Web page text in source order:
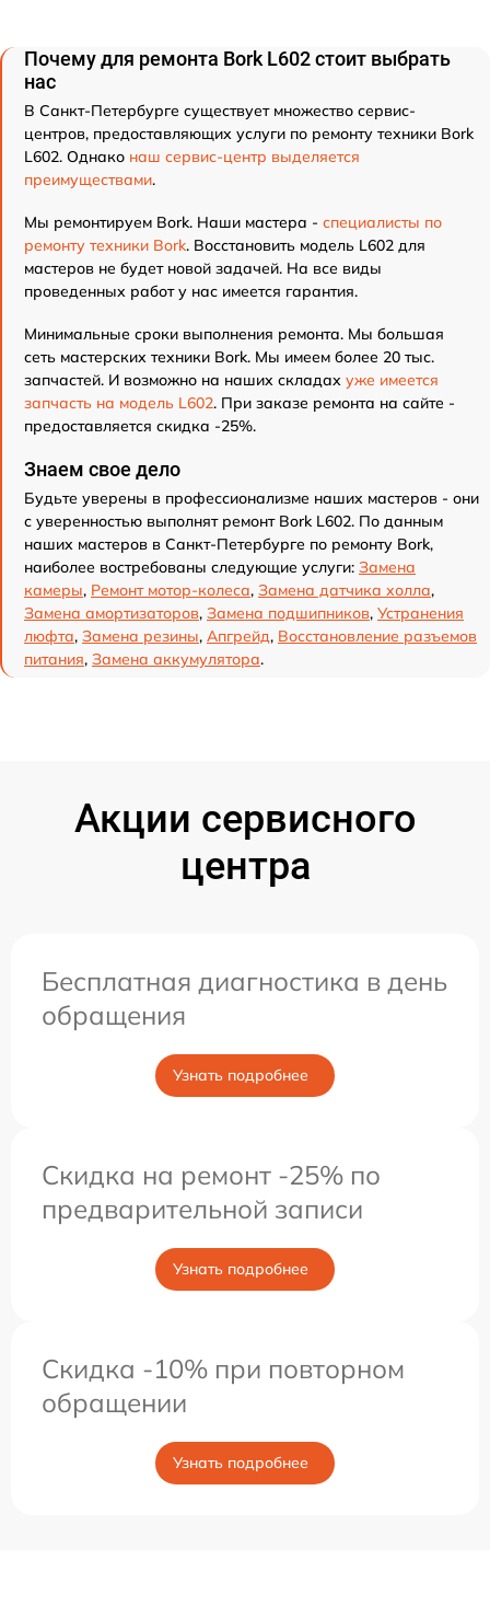
Почему для ремонта Bork L602 стоит выбрать
нас
В Санкт-Петербурге существует множество сервис-
центров, предоставляющих услуги по ремонту техники Bork
L602. Однако наш сервис-центр выделяется
преимуществами.
Мы ремонтируем Bork. Наши мастера - специалисты по
ремонту техники Bork. Восстановить модель L602 для
мастеров не будет новой задачей. На все виды
проведенных работ у нас имеется гарантия.
Минимальные сроки выполнения ремонта. Мы большая
сеть мастерских техники Bork. Мы имеем более 20 тыс.
запчастей. И возможно на наших складах уже имеется
запчасть на модель L602. При заказе ремонта на сайте -
предоставляется скидка -25%.
Знаем свое дело
Будьте уверены в профессионализме наших мастеров - они
с уверенностью выполнят ремонт Bork L602. По данным
наших мастеров в Санкт-Петербурге по ремонту Bork,
наиболее востребованы следующие услуги: Замена
камеры, Ремонт мотор-колеса, Замена датчика холла,
Замена амортизаторов, Замена подшипников, Устранения
люфта, Замена резины, Апгрейд, Восстановление разъемов
питания, Замена аккумулятора.
Акции сервисного
центра
Бесплатная диагностика в день
обращения
Узнать подробнее
Скидка на ремонт -25% по
предварительной записи
Узнать подробнее
Скидка -10% при повторном
обращении
Узнать подробнее